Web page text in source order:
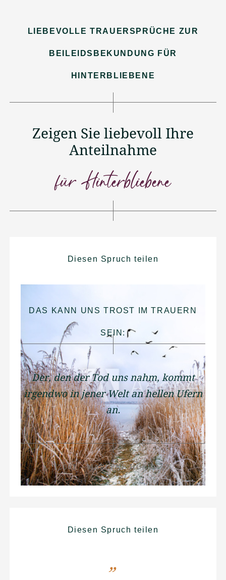
LIEBEVOLLE TRAUERSPRÜCHE ZUR
BEILEIDSBEKUNDUNG FÜR
HINTERBLIEBENE
Zeigen Sie liebevoll Ihre
Anteilnahme
für Hinterbliebene
Diesen Spruch teilen
DAS KANN UNS TROST IM TRAUERN
SEIN:
Der, den der Tod uns nahm, kommt
irgendwo in jener Welt an hellen Ufern
an.
12001 – MARLENE HÖRMANN
Diesen Spruch teilen